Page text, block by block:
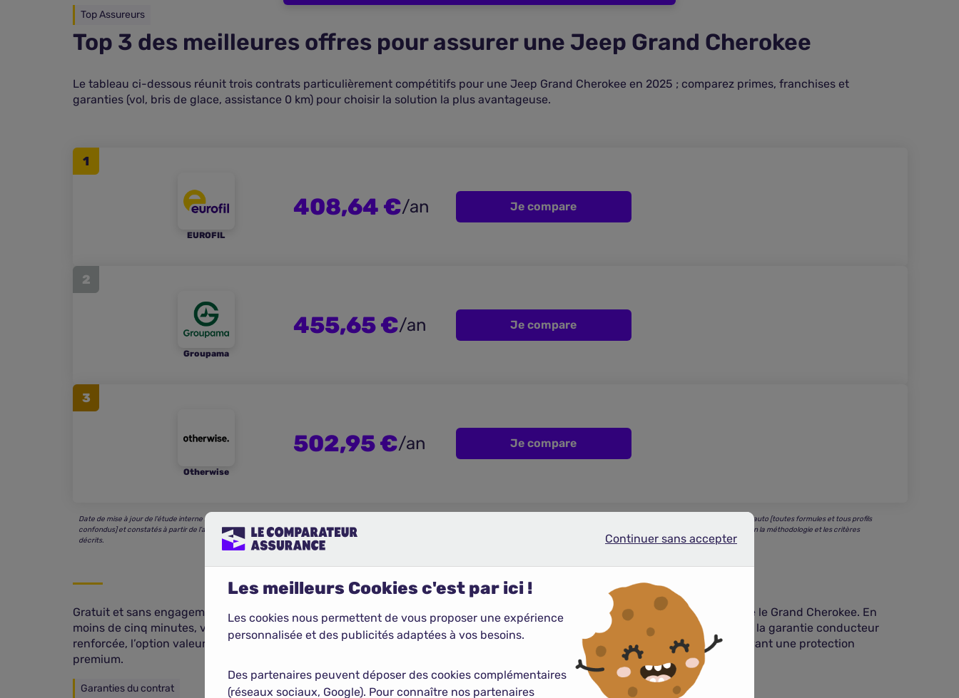
Top Assureurs
Top 3 des meilleures offres pour assurer une Jeep Grand Cherokee
Le tableau ci-dessous réunit trois contrats particulièrement compétitifs pour une Jeep Grand Cherokee en 2025 ; comparez primes, franchises et
garanties (vol, bris de glace, assistance 0 km) pour choisir la solution la plus avantageuse.
1
EUROFIL
408,64 €/an Je compare
2
Groupama
455,65 €/an Je compare
3
Otherwise
502,95 €/an Je compare
Date de mise à jour de l’étude interne : le
pour une recherche en assurance auto [toutes formules et tous profils
confondus] et constatés à partir de l’analyse de 17 tarifications. Les assureurs représentés dans le classement pratiquent les prix annuels moyens les plus bas parmi tous nos partenaires référencés - selon la méthodologie et les critères
décrits.
Gratuit et sans engagement, notre comparateur passe au crible plus de 500 formules conçues pour les SUV d’exception comme le Grand Cherokee. En
moins de cinq minutes, vous recevez des devis détaillés – tiers, tiers +, tous risques – avec visibilité sur la franchise dommages, la garantie conducteur
renforcée, l’option valeur à neuf ou encore la couverture accessoires off-road. De quoi économiser jusqu’à 35 % tout en conservant une protection
premium.
Garanties du contrat
Continuer sans accepter
Les meilleurs Cookies c'est par ici !
Les cookies nous permettent de vous proposer une expérience
personnalisée et des publicités adaptées à vos besoins.
Des partenaires peuvent déposer des cookies complémentaires
(réseaux sociaux, Google). Pour connaître nos partenaires
Continuer sans accepter